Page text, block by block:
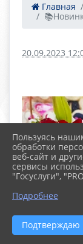
Главная
20.09.2023
Пользуясь
обработки
веб-сайт и
сервисы
"Госуслуги",
Подробнее
Подтверждаю